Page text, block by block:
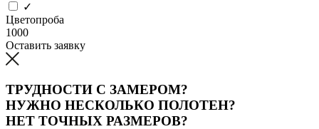
✓
Цветопроба
1000
Оставить заявку
ТРУДНОСТИ С ЗАМЕРОМ?
НУЖНО НЕСКОЛЬКО ПОЛОТЕН?
НЕТ ТОЧНЫХ РАЗМЕРОВ?